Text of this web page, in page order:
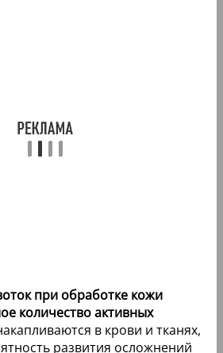
при обработке кожи
количество активных
в крови и тканях,
развития осложнений